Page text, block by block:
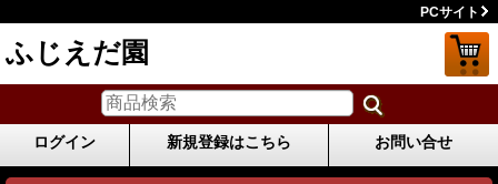
PCサイト
ふじえだ園
ログイン 新規登録はこちら お問い合せ